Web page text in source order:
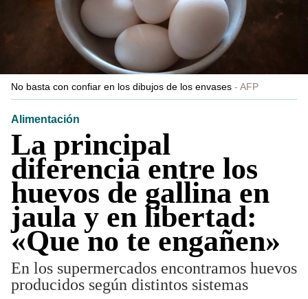
No basta con confiar en los dibujos de los envases AFP
Alimentación
La principal
diferencia entre los
huevos de gallina en
jaula y en libertad:
«Que no te engañen»
En los supermercados encontramos huevos
producidos según distintos sistemas